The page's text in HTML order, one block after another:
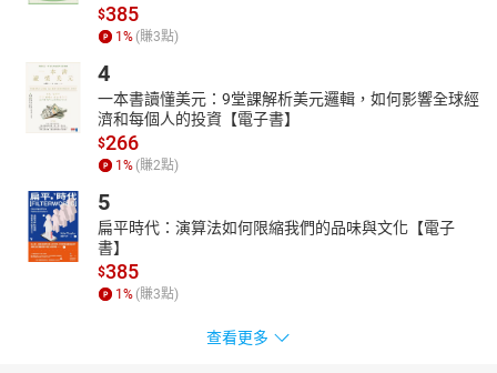
$385
1 % (賺3點)
4
一本書讀懂美元：9堂課解析美元邏輯，如何影響全球經
濟和每個人的投資【電子書】
$266
1 % (賺2點)
5
扁平時代：演算法如何限縮我們的品味與文化【電子
書】
$385
1 % (賺3點)
查看更多